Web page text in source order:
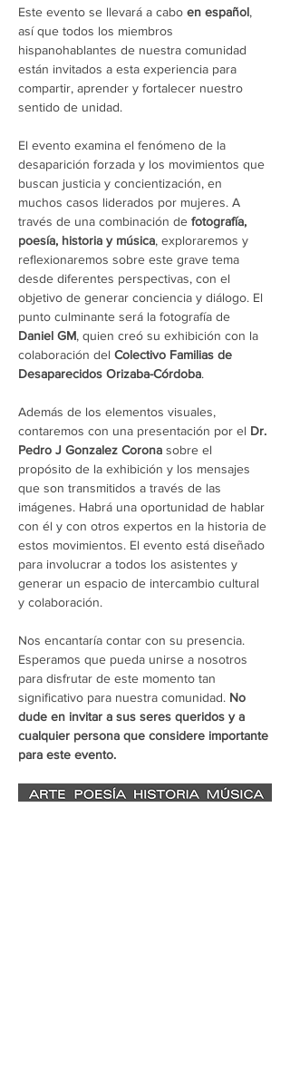
Este evento se llevará a cabo en español,
así que todos los miembros
hispanohablantes de nuestra comunidad
están invitados a esta experiencia para
compartir, aprender y fortalecer nuestro
sentido de unidad.
El evento examina el fenómeno de la
desaparición forzada y los movimientos que
buscan justicia y concientización, en
muchos casos liderados por mujeres. A
través de una combinación de fotografía,
poesía, historia y música, exploraremos y
reflexionaremos sobre este grave tema
desde diferentes perspectivas, con el
objetivo de generar conciencia y diálogo. El
punto culminante será la fotografía de
Daniel GM, quien creó su exhibición con la
colaboración del Colectivo Familias de
Desaparecidos Orizaba-Córdoba.
Además de los elementos visuales,
contaremos con una presentación por el Dr.
Pedro J Gonzalez Corona sobre el
propósito de la exhibición y los mensajes
que son transmitidos a través de las
imágenes. Habrá una oportunidad de hablar
con él y con otros expertos en la historia de
estos movimientos. El evento está diseñado
para involucrar a todos los asistentes y
generar un espacio de intercambio cultural
y colaboración.
Nos encantaría contar con su presencia.
Esperamos que pueda unirse a nosotros
para disfrutar de este momento tan
significativo para nuestra comunidad. No
dude en invitar a sus seres queridos y a
cualquier persona que considere importante
para este evento.